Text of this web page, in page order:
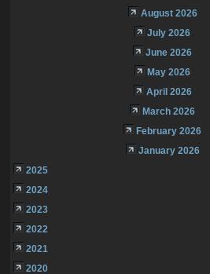
August 2026
July 2026
June 2026
May 2026
April 2026
March 2026
February 2026
January 2026
2025
2024
2023
2022
2021
2020